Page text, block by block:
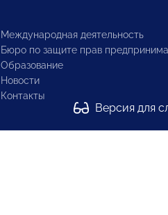
Международная деятельность
Бюро по защите прав
Образование
Новости
Контакты
Версия для